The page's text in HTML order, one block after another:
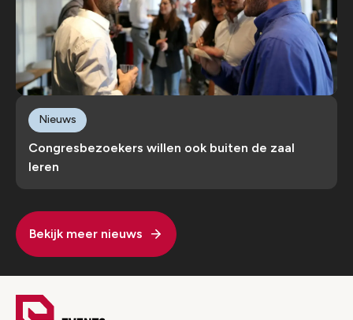
Congresbezoekers willen ook buiten de zaal
leren
Nieuws
Bekijk meer nieuws